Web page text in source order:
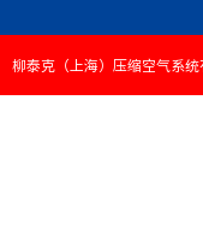
柳泰克（上海）压缩空气系